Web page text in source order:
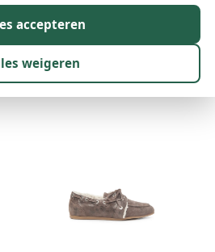
Kleur Prijs
accepteren
weigeren